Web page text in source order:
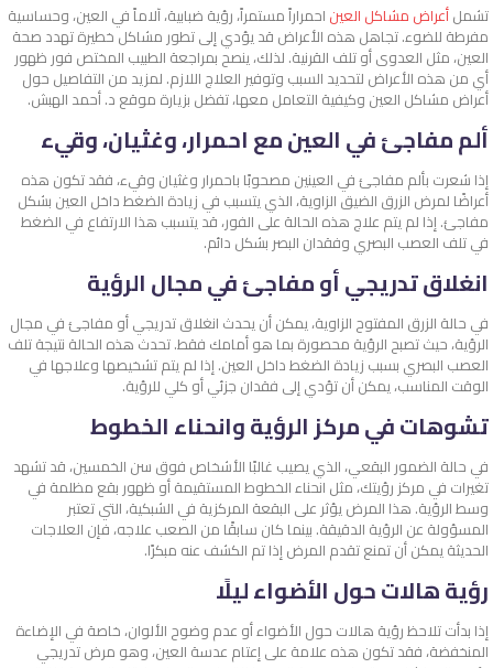
تشملأعراض مشاكل العين احمراراً مستمراً، رؤية ضبابية، آلاماً في العين، وحساسية
مفرطة للضوء. تجاهل هذه الأعراض قد يؤدي إلى تطور مشاكل خطيرة تهدد صحة
العين، مثل العدوى أو تلف القرنية. لذلك، ينصح بمراجعة الطبيب المختص فور ظهور
أي من هذه الأعراض لتحديد السبب وتوفير العلاج اللازم. لمزيد من التفاصيل حول
أعراض مشاكل العين وكيفية التعامل معها، تفضل بزيارة موقع د. أحمد الهبش.
ألم مفاجئ في العين مع احمرار، وغثيان، وقيء
إذا شعرت بألم مفاجئ في العينين مصحوبًا باحمرار وغثيان وقيء، فقد تكون هذه
أعراضًا لمرض الزرق الضيق الزاوية، الذي يتسبب في زيادة الضغط داخل العين بشكل
مفاجئ. إذا لم يتم علاج هذه الحالة على الفور، قد يتسبب هذا الارتفاع في الضغط
في تلف العصب البصري وفقدان البصر بشكل دائم.
انغلاق تدريجي أو مفاجئ في مجال الرؤية
في حالة الزرق المفتوح الزاوية، يمكن أن يحدث انغلاق تدريجي أو مفاجئ في مجال
الرؤية، حيث تصبح الرؤية محصورة بما هو أمامك فقط. تحدث هذه الحالة نتيجة تلف
العصب البصري بسبب زيادة الضغط داخل العين. إذا لم يتم تشخيصها وعلاجها في
الوقت المناسب، يمكن أن تؤدي إلى فقدان جزئي أو كلي للرؤية.
تشوهات في مركز الرؤية وانحناء الخطوط
في حالة الضمور البقعي، الذي يصيب غالبًا الأشخاص فوق سن الخمسين، قد تشهد
تغيرات في مركز رؤيتك، مثل انحناء الخطوط المستقيمة أو ظهور بقع مظلمة في
وسط الرؤية. هذا المرض يؤثر على البقعة المركزية في الشبكية، التي تعتبر
المسؤولة عن الرؤية الدقيقة. بينما كان سابقًا من الصعب علاجه، فإن العلاجات
الحديثة يمكن أن تمنع تقدم المرض إذا تم الكشف عنه مبكرًا.
رؤية هالات حول الأضواء ليلًا
إذا بدأت تلاحظ رؤية هالات حول الأضواء أو عدم وضوح الألوان، خاصة في الإضاءة
المنخفضة، فقد تكون هذه علامة على إعتام عدسة العين، وهو مرض تدريجي